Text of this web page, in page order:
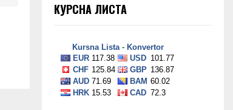
КУРСНА ЛИСТА